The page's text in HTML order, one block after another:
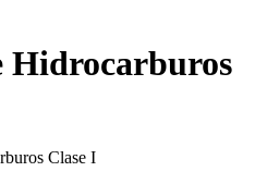
Hidrocarburos
Clase I